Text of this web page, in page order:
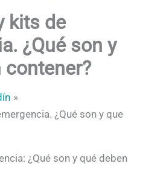
kits de
¿Qué son y
contener?
¿Qué son y que
¿Qué son y qué deben